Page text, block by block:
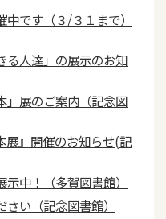
中です（３/３１まで）
る人達」の展示のお知
」展のご案内（記念図
展』開催のお知らせ(記
示中！（多賀図書館）
さい（記念図書館）